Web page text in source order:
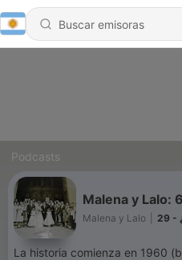
Podcasts
Malena y Lalo:
Malena y Lalo 29 -
La historia comienza en 1960